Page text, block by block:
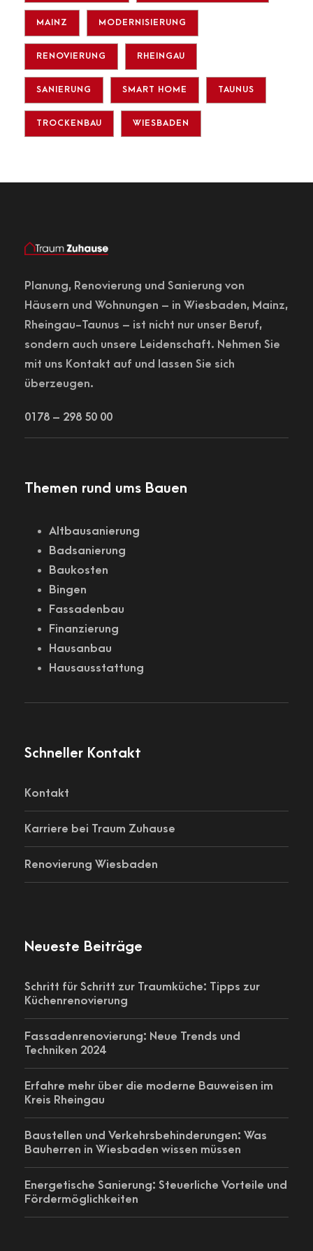
MAINZ MODERNISIERUNG
RENOVIERUNG RHEINGAU
SANIERUNG SMART HOME TAUNUS
TROCKENBAU WIESBADEN
Planung, Renovierung und Sanierung von
Häusern und Wohnungen – in Wiesbaden, Mainz,
Rheingau-Taunus – ist nicht nur unser Beruf,
sondern auch unsere Leidenschaft. Nehmen Sie
mit uns Kontakt auf und lassen Sie sich
überzeugen.
0178 – 298 50 00
Themen rund ums Bauen
Altbausanierung
Badsanierung
Baukosten
Bingen
Fassadenbau
Finanzierung
Hausanbau
Hausausstattung
Schneller Kontakt
Kontakt
Karriere bei Traum Zuhause
Renovierung Wiesbaden
Neueste Beiträge
Schritt für Schritt zur Traumküche: Tipps zur
Küchenrenovierung
Fassadenrenovierung: Neue Trends und
Techniken 2024
Erfahre mehr über die moderne Bauweisen im
Kreis Rheingau
Baustellen und Verkehrsbehinderungen: Was
Bauherren in Wiesbaden wissen müssen
Energetische Sanierung: Steuerliche Vorteile und
Fördermöglichkeiten